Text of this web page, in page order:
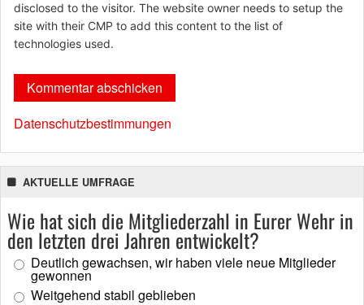
disclosed to the visitor. The website owner needs to setup the
site with their CMP to add this content to the list of
technologies used.
Datenschutzbestimmungen
AKTUELLE UMFRAGE
Wie hat sich die Mitgliederzahl in Eurer Wehr in
den letzten drei Jahren entwickelt?
Deutlich gewachsen, wir haben viele neue Mitglieder
gewonnen
Weitgehend stabil geblieben